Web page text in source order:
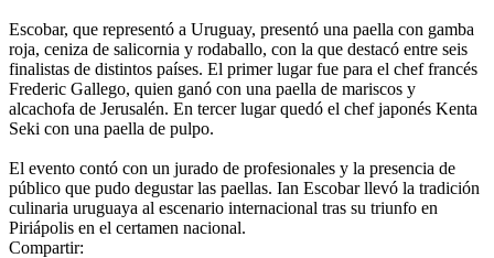
Escobar, que representó a Uruguay, presentó una paella con gamba
roja, ceniza de salicornia y rodaballo, con la que destacó entre seis
finalistas de distintos países. El primer lugar fue para el chef francés
Frederic Gallego, quien ganó con una paella de mariscos y
alcachofa de Jerusalén. En tercer lugar quedó el chef japonés Kenta
Seki con una paella de pulpo.
El evento contó con un jurado de profesionales y la presencia de
público que pudo degustar las paellas. Ian Escobar llevó la tradición
culinaria uruguaya al escenario internacional tras su triunfo en
Piriápolis en el certamen nacional.
Compartir: